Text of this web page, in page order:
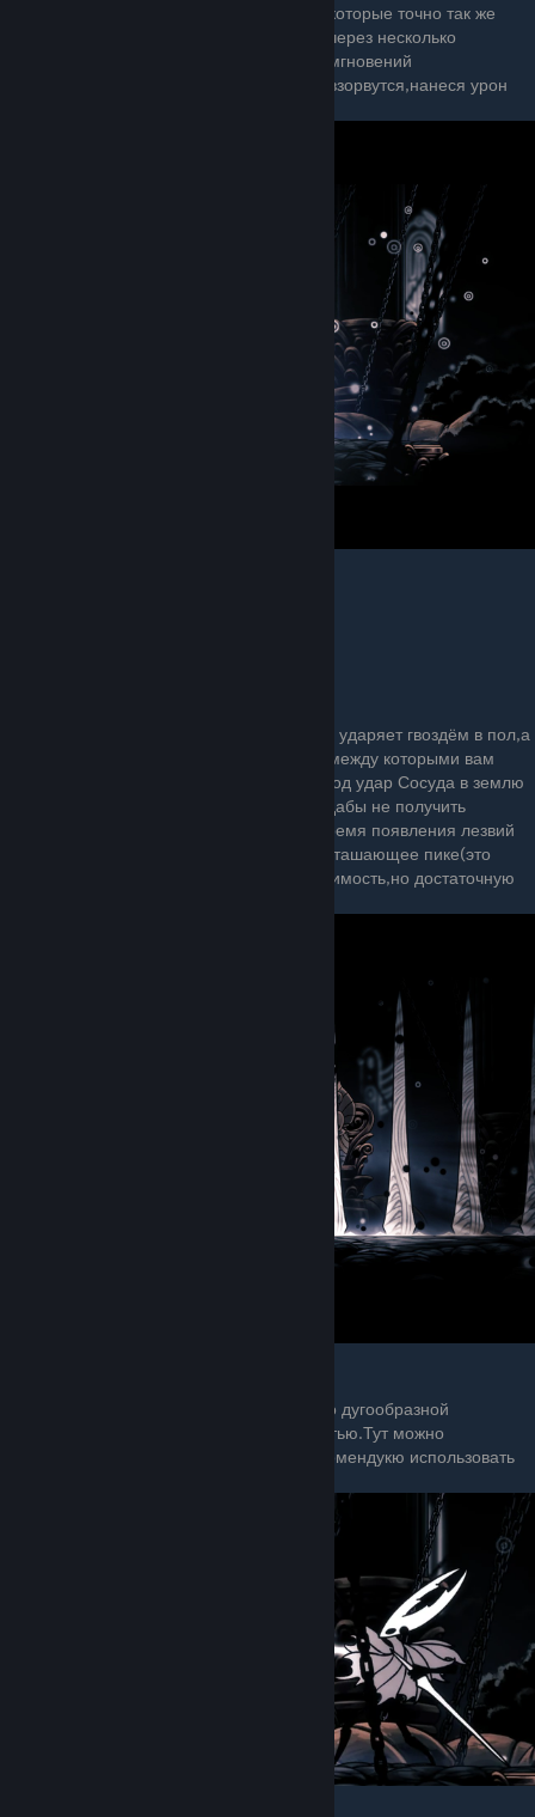
которые точно так же
через несколько
мгновений
взорвутся,нанеся урон
5.Сосуд оказывается в воздухе,после чего ударяет гвоздём в пол,а
через секунду оттуда появляются лезвия,между которыми вам
надо спрятаться.Тут главное не попасть под удар Сосуда в землю
и вовремя найти проём между лезвиями,дабы не получить
неприятный урон.Могу посоветовать во время появления лезвий
подпрыгнуть в воздух и использовать опусташающее пике(это
заклинание даёт вам очень короткую уязвимость,но достаточную
6.Сосуд выстреливает семью лезвиями по дугообразной
траектории снизу вверх с большой скоростью.Тут можно
попробовать увернуться самому,но я рекомендукю использовать